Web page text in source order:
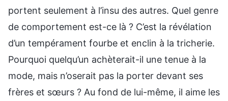
portent seulement à l’insu des autres. Quel genre
de comportement est-ce là ? C’est la révélation
d’un tempérament fourbe et enclin à la tricherie.
Pourquoi quelqu’un achèterait-il une tenue à la
mode, mais n’oserait pas la porter devant ses
frères et sœurs ? Au fond de lui-même, il aime les